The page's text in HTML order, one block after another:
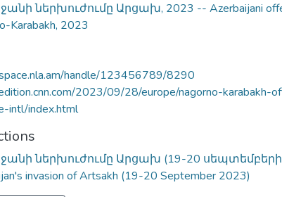
ներխուժումը Արցախ, 2023 -- Azerbaijani
Karabakh, 2023
handle/123456789/8290
2023/09/28/europe/nagorno-karabakh-
intl/index.html
ներխուժումը Արցախ (19-20
invasion of Artsakh (19-20 September 2023)